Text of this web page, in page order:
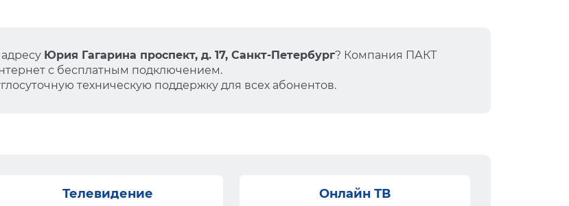
Юрия Гагарина проспект, д. 17, Санкт-Петербург? Компания ПАКТ
с бесплатным подключением.
техническую поддержку для всех абонентов.
Телевидение Онлайн ТВ